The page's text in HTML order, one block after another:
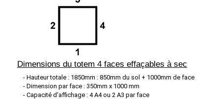
Dimensions du totem 4 faces effaçables à sec
- Hauteur totale : 1850mm : 850mm du sol + 1000mm de face
- Dimension par face : 350mm x 1000 mm
- Capacité d’affichage : 4 A4 ou 2 A3 par face